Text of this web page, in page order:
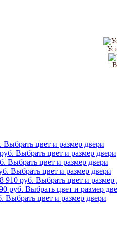
В
Выбрать цвет и размер двери
руб. Выбрать цвет и размер двери
Выбрать цвет и размер двери
Выбрать цвет и размер двери
8 910 руб. Выбрать цвет и размер
руб. Выбрать цвет и размер
Выбрать цвет и размер двери